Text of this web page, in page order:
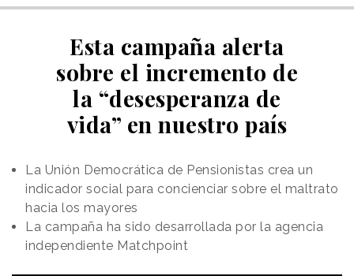
Esta campaña alerta
sobre el incremento de
la “desesperanza de
vida” en nuestro país
La Unión Democrática de Pensionistas crea un
indicador social para concienciar sobre el maltrato
hacia los mayores
La campaña ha sido desarrollada por la agencia
independiente Matchpoint